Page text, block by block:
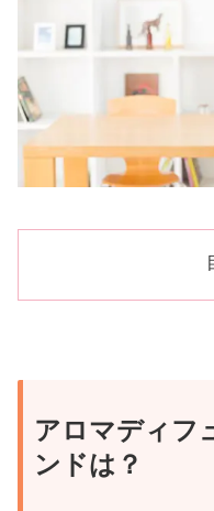
アロマディフ
ンドは？